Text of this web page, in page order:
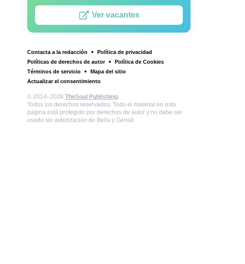
Ver vacantes
Contacta a la redacción
Política de privacidad
Políticas de derechos de autor
Política de Cookies
Términos de servicio
Mapa del sitio
Actualizar el consentimiento
© 2014–2026 TheSoul Publishing.
Todos los derechos reservados. Todo el material en esta
página está protegido por derechos de autor y no debe ser
usado sin autorización de Bella y Genial